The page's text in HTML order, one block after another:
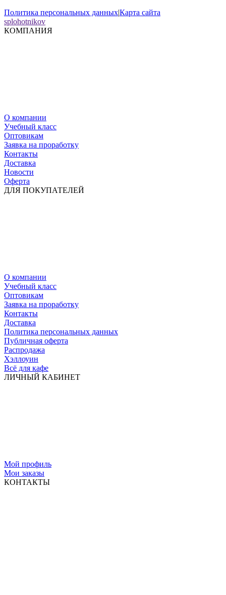
Политика персональных данных|Карта сайта
splohotnikov
КОМПАНИЯ
О компании
Учебный класс
Оптовикам
Заявка на проработку
Контакты
Доставка
Новости
Оферта
ДЛЯ ПОКУПАТЕЛЕЙ
О компании
Учебный класс
Оптовикам
Заявка на проработку
Контакты
Доставка
Политика персональных данных
Публичная оферта
Распродажа
Хэллоуин
Всё для кафе
ЛИЧНЫЙ КАБИНЕТ
Мой профиль
Мои заказы
КОНТАКТЫ